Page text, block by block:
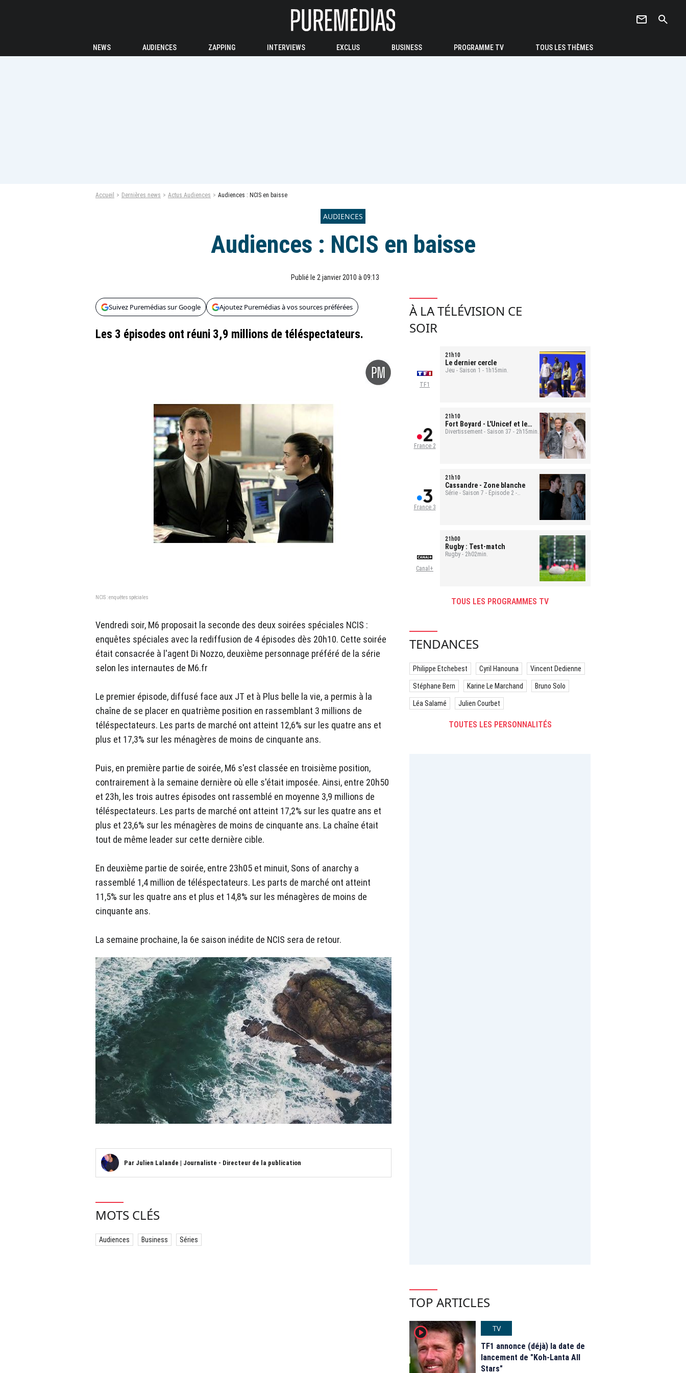
newsletter search
NEWS AUDIENCES ZAPPING INTERVIEWS EXCLUS BUSINESS PROGRAMME TV TOUS LES THÈMES
Accueil Dernières news Actus Audiences Audiences : NCIS en baisse
AUDIENCES
Audiences : NCIS en baisse
Publié le 2 janvier 2010 à 09:13
Suivez Puremédias sur Google Ajoutez Puremédias à vos sources préférées
Les 3 épisodes ont réuni 3,9 millions de téléspectateurs.
NCIS : enquêtes spéciales
Vendredi soir, M6 proposait la seconde des deux soirées spéciales NCIS :
enquêtes spéciales avec la rediffusion de 4 épisodes dès 20h10. Cette soirée
était consacrée à l'agent Di Nozzo, deuxième personnage préféré de la série
selon les internautes de M6.fr
Le premier épisode, diffusé face aux JT et à Plus belle la vie, a permis à la
chaîne de se placer en quatrième position en rassemblant 3 millions de
téléspectateurs. Les parts de marché ont atteint 12,6% sur les quatre ans et
plus et 17,3% sur les ménagères de moins de cinquante ans.
Puis, en première partie de soirée, M6 s'est classée en troisième position,
contrairement à la semaine dernière où elle s'était imposée. Ainsi, entre 20h50
et 23h, les trois autres épisodes ont rassemblé en moyenne 3,9 millions de
téléspectateurs. Les parts de marché ont atteint 17,2% sur les quatre ans et
plus et 23,6% sur les ménagères de moins de cinquante ans. La chaîne était
tout de même leader sur cette dernière cible.
En deuxième partie de soirée, entre 23h05 et minuit, Sons of anarchy a
rassemblé 1,4 million de téléspectateurs. Les parts de marché ont atteint
11,5% sur les quatre ans et plus et 14,8% sur les ménagères de moins de
cinquante ans.
La semaine prochaine, la 6e saison inédite de NCIS sera de retour.
Par Julien Lalande | Journaliste - Directeur de la publication
MOTS CLÉS
Audiences Business Séries
À LA TÉLÉVISION CE
SOIR
TF1
21h10
Le dernier cercle
Jeu - Saison 1 - 1h15min.
France 2
21h10
Fort Boyard - L'Unicef et le
Refuge
Divertissement - Saison 37 - 2h15min.
France 3
21h10
Cassandre - Zone blanche
Série - Saison 7 - Épisode 2 -
Canal+
21h00
Rugby : Test-match
Rugby - 2h02min.
TOUS LES PROGRAMMES TV
TENDANCES
Philippe Etchebest Cyril Hanouna Vincent Dedienne
Stéphane Bern Karine Le Marchand Bruno Solo
Léa Salamé Julien Courbet
TOUTES LES PERSONNALITÉS
TOP ARTICLES
player2
TV
TF1 annonce (déjà) la date de
lancement de "Koh-Lanta All
Stars"